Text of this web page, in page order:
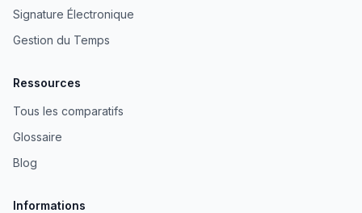
Signature Électronique
Gestion du Temps
Ressources
Tous les comparatifs
Glossaire
Blog
Informations